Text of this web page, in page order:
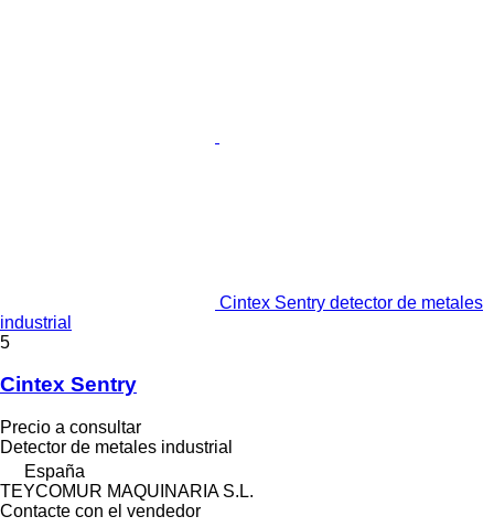
Cintex Sentry detector de metales
industrial
5
Cintex Sentry
Precio a consultar
Detector de metales industrial
España
TEYCOMUR MAQUINARIA S.L.
Contacte con el vendedor